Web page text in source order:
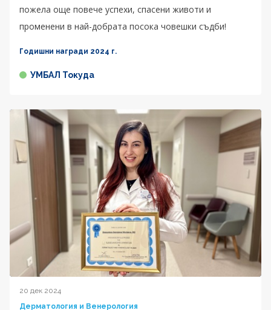
пожела още повече успехи, спасени животи и
променени в най-добрата посока човешки съдби!
Годишни награди 2024 г.
УМБАЛ Токуда
20 дек 2024
Дерматология и Венерология